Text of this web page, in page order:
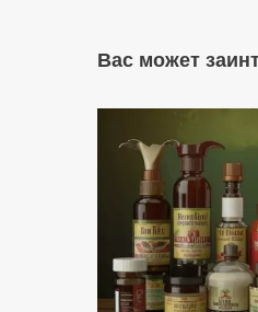
Вас может